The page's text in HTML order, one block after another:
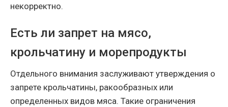
некорректно.
Есть ли запрет на мясо,
крольчатину и морепродукты
Отдельного внимания заслуживают утверждения о
запрете крольчатины, ракообразных или
определенных видов мяса. Такие ограничения